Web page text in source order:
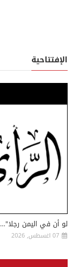
الإفتتاحية
لو أن في اليمن رجلا"…
07 اغسطس, 2026